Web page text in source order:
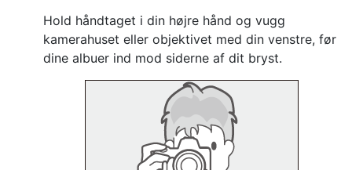
Hold håndtaget i din højre hånd og vugg
kamerahuset eller objektivet med din venstre, før
dine albuer ind mod siderne af dit bryst.